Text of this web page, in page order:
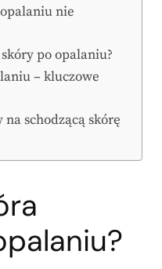
nie
po opalaniu?
– kluczowe
na schodzącą skórę